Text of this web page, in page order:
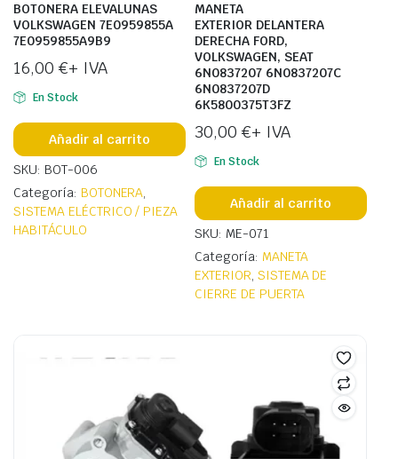
BOTONERA ELEVALUNAS
VOLKSWAGEN 7E0959855A
7E0959855A9B9
16,00 €+ IVA
En Stock
Añadir al carrito
SKU: BOT-006
Categoría: BOTONERA,
SISTEMA ELÉCTRICO / PIEZA
HABITÁCULO
MANETA
EXTERIOR DELANTERA
DERECHA FORD,
VOLKSWAGEN, SEAT
6N0837207 6N0837207C
6N0837207D
6K5800375T3FZ
30,00 €+ IVA
En Stock
Añadir al carrito
SKU: ME-071
Categoría: MANETA
EXTERIOR, SISTEMA DE
CIERRE DE PUERTA